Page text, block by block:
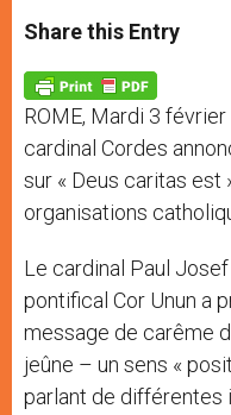
t
s
p
p
s
e
g
e
r
e
b
o
k
Share this Entry
ROME, Mardi 3
cardinal Cordes
sur « Deus caritas est
organisations
Le cardinal Paul
pontifical Cor Unun a
message de carême
jeûne – un sens «
parlant de différentes